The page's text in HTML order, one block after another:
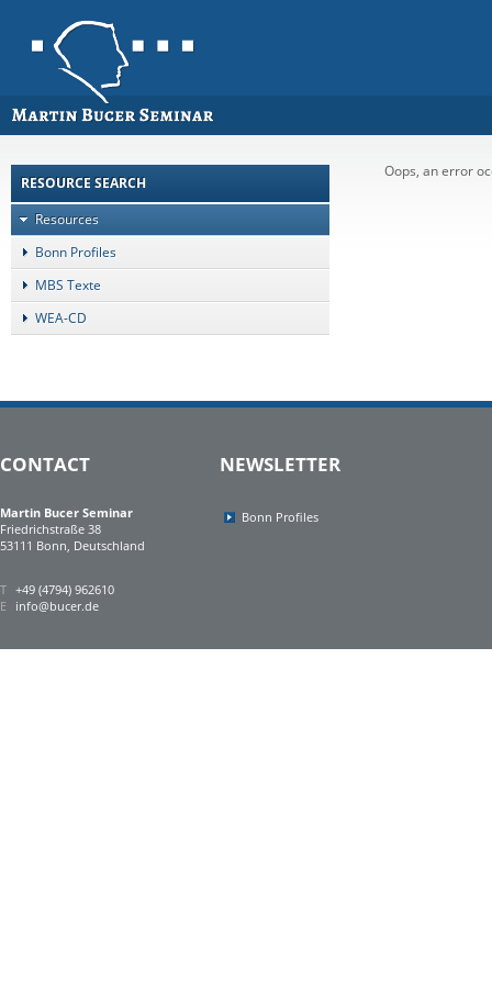
RESOURCE SEARCH
Resources
Bonn Profiles
MBS Texte
WEA-CD
Oops, an error
CONTACT
Martin Bucer Seminar
Friedrichstraße 38
53111 Bonn, Deutschland
T +49 (4794) 962610
E info@bucer.de
NEWSLETTER
Bonn Profiles